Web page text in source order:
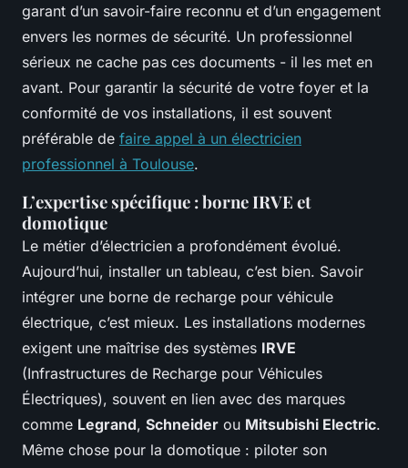
garant d’un savoir-faire reconnu et d’un engagement
envers les normes de sécurité. Un professionnel
sérieux ne cache pas ces documents - il les met en
avant. Pour garantir la sécurité de votre foyer et la
conformité de vos installations, il est souvent
préférable de faire appel à un électricien
professionnel à Toulouse.
L’expertise spécifique : borne IRVE et
domotique
Le métier d’électricien a profondément évolué.
Aujourd’hui, installer un tableau, c’est bien. Savoir
intégrer une borne de recharge pour véhicule
électrique, c’est mieux. Les installations modernes
exigent une maîtrise des systèmes IRVE
(Infrastructures de Recharge pour Véhicules
Électriques), souvent en lien avec des marques
comme Legrand, Schneider ou Mitsubishi Electric.
Même chose pour la domotique : piloter son